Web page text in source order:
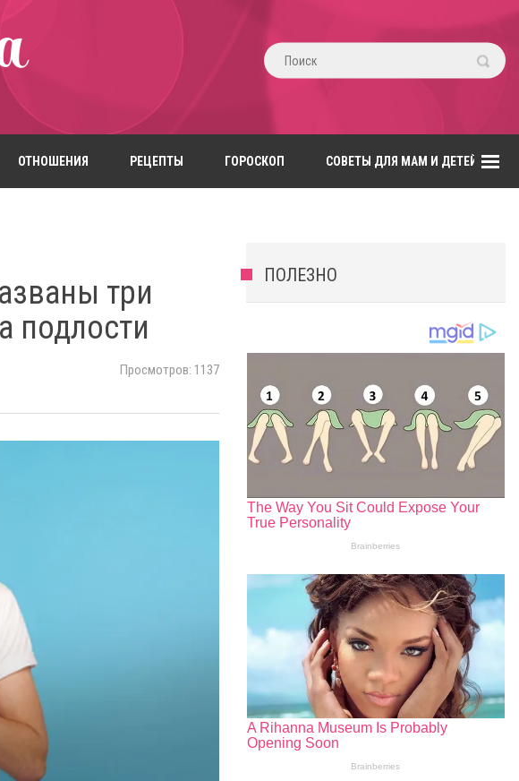
ОТНОШЕНИЯ РЕЦЕПТЫ ГОРОСКОП СОВЕТЫ ДЛЯ МАМ И ДЕТЕЙ
три
подлости
Просмотров: 1137
ПОЛЕЗНО